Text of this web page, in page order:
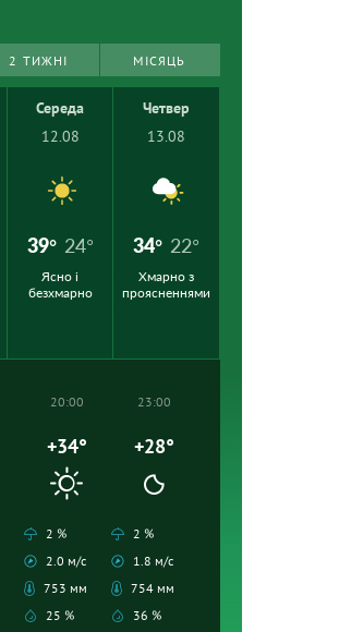
2 ТИЖНІ МІСЯЦЬ
Середа
12.08
39° 24°
Ясно і
безхмарно
Четвер
13.08
34° 22°
Хмарно з
проясненнями
20:00
+34°
2 %
2.0 м/с
753 мм
25 %
23:00
+28°
2 %
1.8 м/с
754 мм
36 %